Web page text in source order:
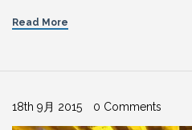
Read More
18th 9月 2015 0 Comments